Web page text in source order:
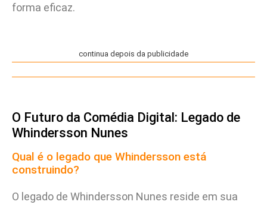
forma eficaz.
continua depois da publicidade
O Futuro da Comédia Digital: Legado de
Whindersson Nunes
Qual é o legado que Whindersson está
construindo?
O legado de Whindersson Nunes reside em sua